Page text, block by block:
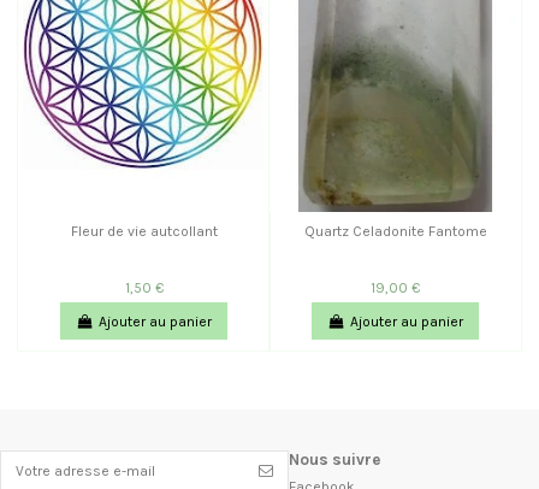
Fleur de vie autcollant
1,50 €
Ajouter au panier
Quartz Celadonite Fantome
19,00 €
Ajouter au panier
Nous suivre